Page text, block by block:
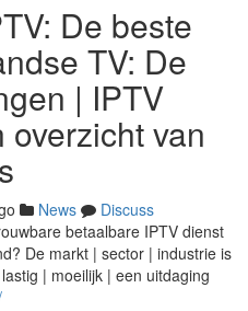
De beste
TV: De
| IPTV
van
News
Discuss
betaalbare IPTV dienst
De markt | sector | industrie is
| moeilijk | een uitdaging